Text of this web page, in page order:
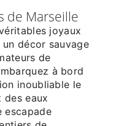
de Marseille
joyaux
décor sauvage
de
à bord
inoubliable le
des eaux
escapade